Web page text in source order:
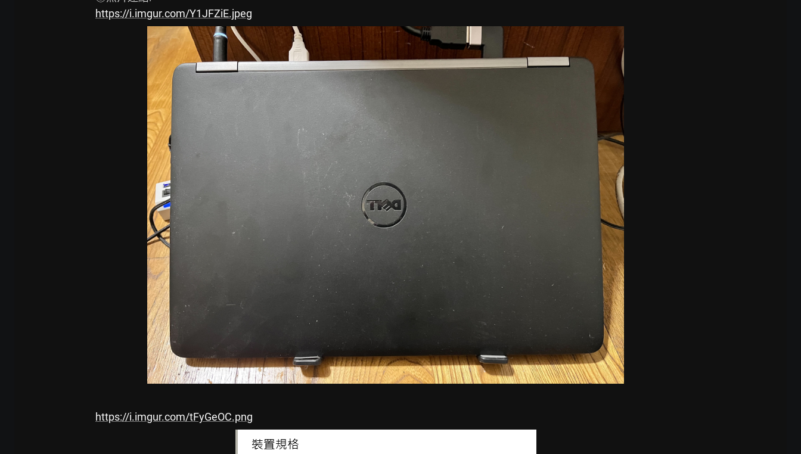
https://i.imgur.com/Y1JFZiE.jpeg
https://i.imgur.com/tFyGeOC.png